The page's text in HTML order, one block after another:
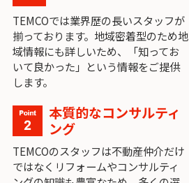
TEMCOでは業界歴の長いスタッフが
揃っております。地域密着型のため地
域情報にも詳しいため、「知ってお
いて良かった」という情報をご提供
します。
本質的なコンサルティ
ング
TEMCOのスタッフは不動産仲介だけ
ではなくリフォームやコンサルティ